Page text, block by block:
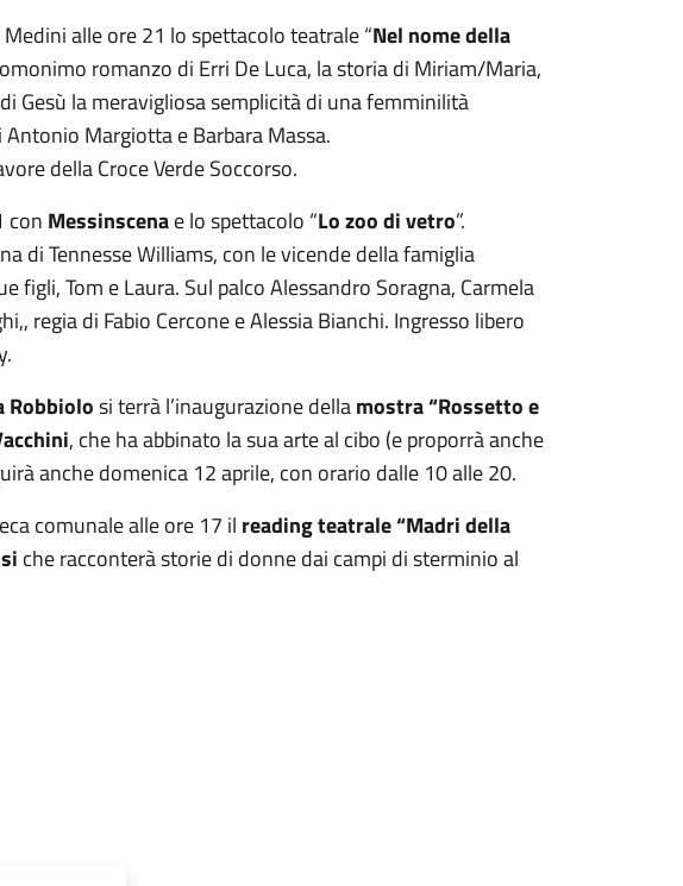
alle ore 21 lo spettacolo teatrale “Nel nome della
romanzo di Erri De Luca, la storia di Miriam/Maria,
Gesù la meravigliosa semplicità di una femminilità
Margiotta e Barbara Massa.
della Croce Verde Soccorso.
con Messinscenae lo spettacolo “Lo zoo di vetro”.
di Tennesse Williams, con le vicende della famiglia
figli, Tom e Laura. Sul palco Alessandro Soragna, Carmela
regia di Fabio Cercone e Alessia Bianchi. Ingresso libero
Robbiolosi terrà l’inaugurazione dellamostra “Rossetto e
, che ha abbinato la sua arte al cibo (e proporrà anche
anche domenica 12 aprile, con orario dalle 10 alle 20.
comunale alle ore 17 il reading teatrale “Madri della
che racconterà storie di donne dai campi di sterminio al